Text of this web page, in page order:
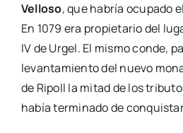
Velloso, que habría ocupado
En 1079 era propietario del
IV de Urgel. El mismo conde,
levantamiento del nuevo
de Ripoll la mitad de los
había terminado de